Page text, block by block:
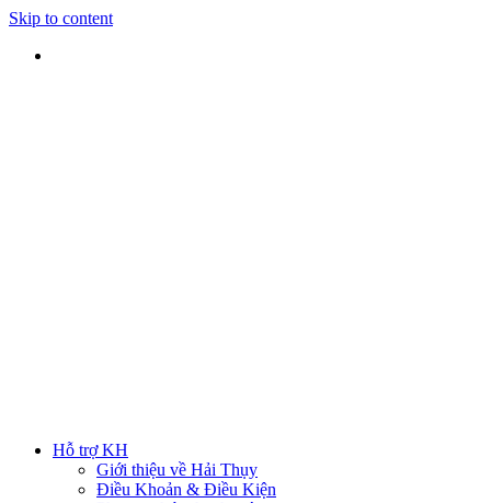
Skip to content
Hỗ trợ KH
Giới thiệu về Hải Thụy
Điều Khoản & Điều Kiện